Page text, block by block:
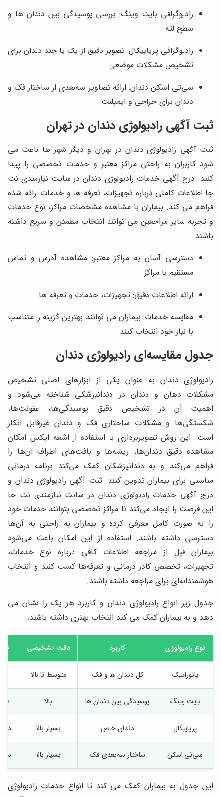
رادیوگرافی بایت وینگ: بررسی پوسیدگی بین دندان‌ ها و
سطح لثه
رادیوگرافی پریاپیکال: تصویر دقیق از یک یا چند دندان برای
تشخیص مشکلات موضعی
سی‌تی اسکن دندان: ارائه تصاویر سه‌بعدی از ساختار فک و
دندان برای جراحی و ایمپلنت
ثبت آگهی رادیولوژی دندان در تهران
ثبت آگهی رادیولوژی دندان در تهران و دیگر شهر ها باعث می
شود کاربران به راحتی مراکز معتبر و خدمات تخصصی را پیدا
کنند. درج آگهی خدمات رادیولوژی دندان در سایت نیازمندی نت
جا اطلاعات کاملی درباره تجهیزات، تعرفه‌ ها و خدمات ارائه شده
فراهم می کند. بیماران با مشاهده مشخصات مراکز، نوع خدمات
و تجربه سایر مراجعین می توانند انتخاب مطمئن و سریع داشته
باشند.
دسترسی آسان به مراکز معتبر: مشاهده آدرس و تماس
مستقیم با مراکز
ارائه اطلاعات دقیق: تجهیزات، خدمات و تعرفه‌ ها
مقایسه خدمات: بیماران می توانند بهترین گزینه را متناسب
با نیاز خود انتخاب کنند
جدول مقایسه‌ای رادیولوژی دندان
رادیولوژی دندان به عنوان یکی از ابزارهای اصلی تشخیص
مشکلات دهان و دندان در دندانپزشکی شناخته می‌شود و
اهمیت آن در تشخیص دقیق پوسیدگی‌ها، عفونت‌ها،
شکستگی‌ها و مشکلات ساختاری فک و دندان غیرقابل انکار
است. این روش تصویربرداری با استفاده از اشعه ایکس امکان
مشاهده دقیق دندان‌ها، ریشه‌ها و بافت‌های اطراف آن‌ها را
فراهم می‌کند و به دندانپزشکان کمک می‌کند برنامه درمانی
مناسبی برای بیماران تدوین کنند. ثبت آگهی رادیولوژی دندان و
درج آگهی خدمات رادیولوژی دندان در سایت نیازمندی نت جا
این فرصت را ایجاد می‌کند تا مراکز تخصصی بتوانند خدمات خود
را به صورت کامل معرفی کرده و بیماران به راحتی به آن‌ها
دسترسی داشته باشند. استفاده از این امکان باعث می‌شود
بیماران قبل از مراجعه اطلاعات کافی درباره نوع خدمات،
تجهیزات، تخصص کادر درمانی و تعرفه‌ها کسب کنند و انتخاب
هوشمندانه‌ای برای مراجعه داشته باشند.
جدول زیر انواع رادیولوژی دندان و کاربرد هر یک را نشان می
دهد و به بیماران کمک می کند انتخاب بهتری داشته باشند:
نوع رادیولوژی کاربرد دقت تشخیصی
پانورامیک کل دندان‌ ها و فک متوسط تا بالا
بایت وینگ پوسیدگی بین دندان‌ ها بالا
پریاپیکال دندان خاص بسیار بالا
سی‌تی اسکن ساختار سه‌بعدی فک بسیار بالا
این جدول به بیماران کمک می کند تا انواع خدمات رادیولوژی